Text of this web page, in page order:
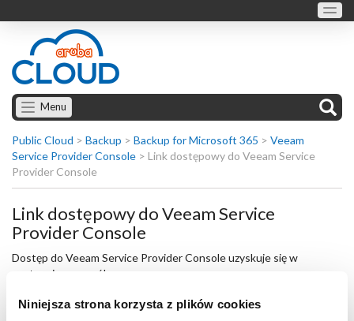
Niniejsza strona korzysta z plików cookies
Menu
Public Cloud > Backup > Backup for Microsoft 365 > Veeam
Service Provider Console > Link dostępowy do Veeam Service
Provider Console
Link dostępowy do Veeam Service
Provider Console
Dostęp do Veeam Service Provider Console uzyskuje się w
następujący sposób:
przejdź do strony szczegółów konta Backup for Microsoft
365;